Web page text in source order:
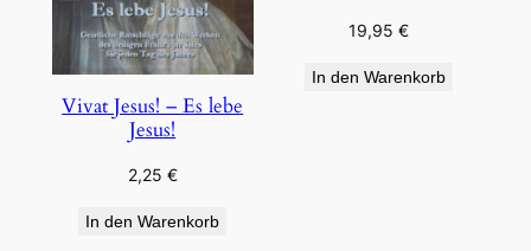
Vivat Jesus! – Es lebe
Jesus!
2,25 €
In den Warenkorb
19,95 €
In den Warenkorb